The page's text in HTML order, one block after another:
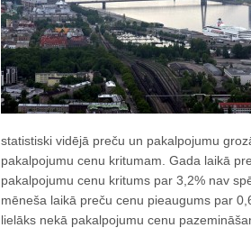
statistiski vidējā preču un pakalpojumu
pakalpojumu cenu kritumam. Gada laikā
pakalpojumu cenu kritums par 3,2% nav
mēneša laikā preču cenu pieaugums par
lielāks nekā pakalpojumu cenu